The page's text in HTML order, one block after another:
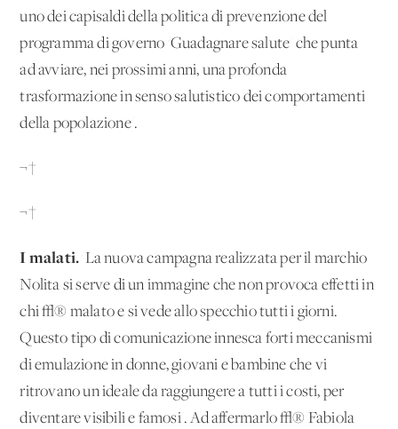
uno dei capisaldi della politica di prevenzione del
programma di governo 'Guadagnare salute' che punta
ad avviare, nei prossimi anni, una profonda
trasformazione in senso salutistico dei comportamenti
della popolazione'.
¬†
¬†
I malati. 'La nuova campagna realizzata per il marchio
Nolita si serve di un'immagine che non provoca effetti in
chi √® malato e si vede allo specchio tutti i giorni.
Questo tipo di comunicazione innesca forti meccanismi
di emulazione in donne, giovani e bambine che vi
ritrovano un ideale da raggiungere a tutti i costi, per
diventare visibili e famosi'. Ad affermarlo √® Fabiola